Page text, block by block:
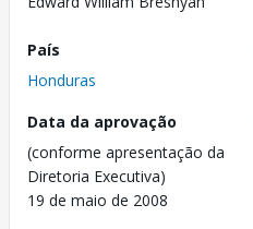
País
Honduras
Data da aprovação
(conforme apresentação da
Diretoria Executiva)
19 de maio de 2008